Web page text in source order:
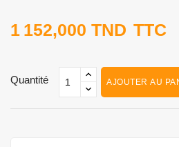
1 152,000 TND TTC
Quantité AJOUTER AU